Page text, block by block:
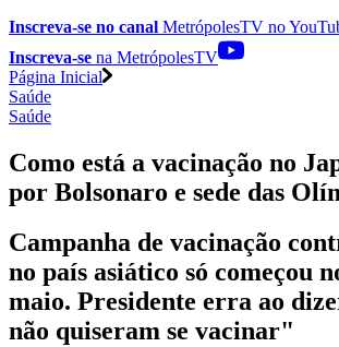
Inscreva-se no canal MetrópolesTV no
Inscreva-se na MetrópolesTV
Página Inicial
Saúde
Saúde
Como está a vacinação no
por Bolsonaro e sede das
Campanha de vacinação
no país asiático só começou
maio. Presidente erra ao
não quiseram se vacinar"